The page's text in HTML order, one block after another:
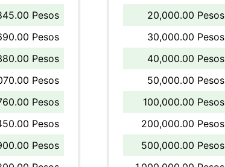
Pesos
Pesos
Pesos
Pesos
Pesos
Pesos
Pesos
20,000.00 Pesos
30,000.00 Pesos
40,000.00 Pesos
50,000.00 Pesos
100,000.00 Pesos
200,000.00 Pesos
500,000.00 Pesos